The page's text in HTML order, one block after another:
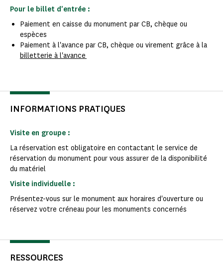
Pour le billet d'entrée :
Paiement en caisse du monument par CB, chèque ou
espèces
Paiement à l'avance par CB, chèque ou virement grâce à la
billetterie à l'avance
INFORMATIONS PRATIQUES
Visite en groupe :
La réservation est obligatoire en contactant le service de
réservation du monument pour vous assurer de la disponibilité
du matériel
Visite individuelle :
Présentez-vous sur le monument aux horaires d'ouverture ou
réservez votre créneau pour les monuments concernés
RESSOURCES